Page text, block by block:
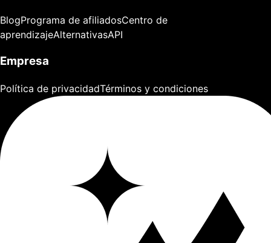
BlogPrograma de afiliadosCentro de
aprendizajeAlternativasAPI
Empresa
Política de privacidadTérminos y condiciones